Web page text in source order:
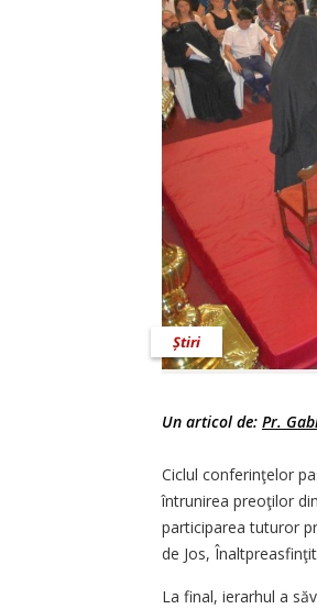
Știri
Un articol de: Pr.
Ciclul conferinţelor
întrunirea preoţilor
participarea tuturor
de Jos,
La final, ierarhul a